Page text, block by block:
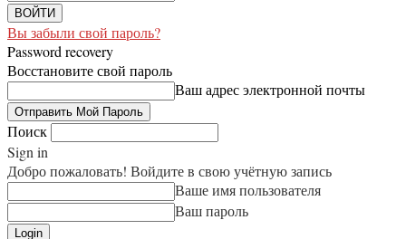
Вы забыли свой пароль?
Password recovery
Восстановите свой пароль
Ваш адрес электронной почты
Поиск
Sign in
Добро пожаловать! Войдите в свою учётную запись
Ваше имя пользователя
Ваш пароль